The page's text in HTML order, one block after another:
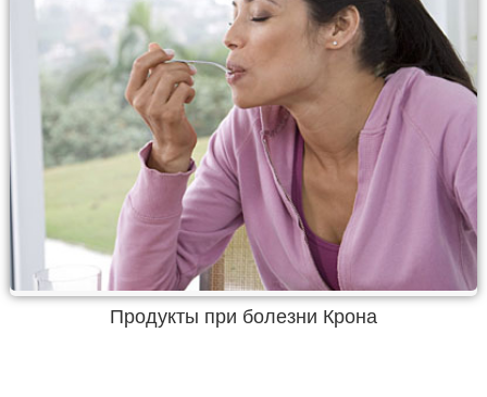
Продукты при болезни Крона